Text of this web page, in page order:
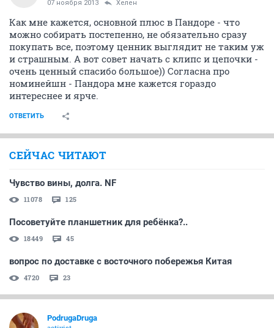
07 ноября 2013 Хелен
Как мне кажется, основной плюс в Пандоре - что
можно собирать постепенно, не обязательно сразу
покупать все, поэтому ценник выглядит не таким уж
и страшным. А вот совет начать с клипс и цепочки -
очень ценный спасибо большое)) Согласна про
номинейшн - Пандора мне кажется гораздо
интереснее и ярче.
ОТВЕТИТЬ
СЕЙЧАС ЧИТАЮТ
Чувство вины, долга. NF
11078 125
Посоветуйте планшетник для ребёнка?..
18449 45
вопрос по доставке с восточного побережья Китая
4720 23
PodrugaDruga